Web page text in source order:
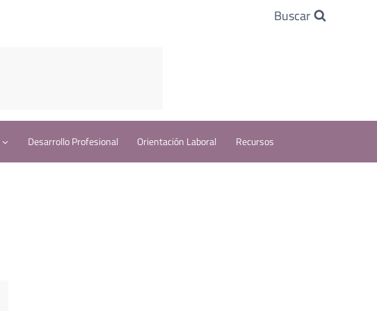
Buscar
Desarrollo Profesional Orientación Laboral Recursos